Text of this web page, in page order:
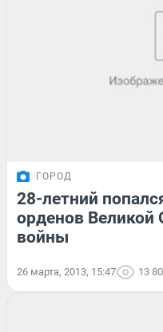
ГОРОД
28-летний
орденов Великой
войны
26 марта, 2013, 15:47 13